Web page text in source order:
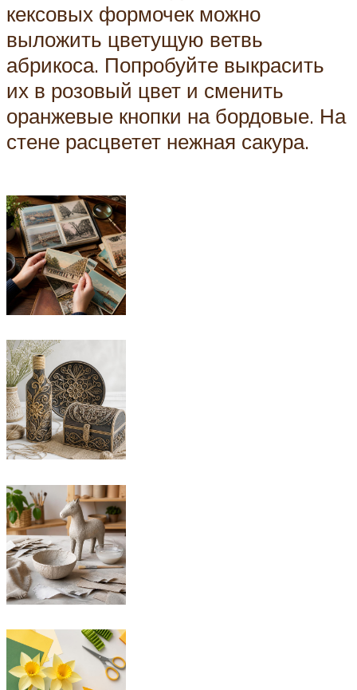
кексовых формочек можно
выложить цветущую ветвь
абрикоса. Попробуйте выкрасить
их в розовый цвет и сменить
оранжевые кнопки на бордовые. На
стене расцветет нежная сакура.